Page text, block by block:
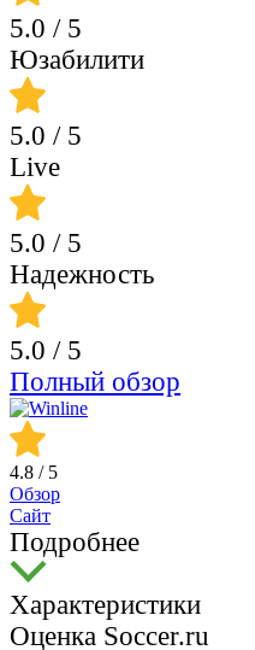
5.0 / 5
Юзабилити
5.0 / 5
Live
5.0 / 5
Надежность
5.0 / 5
Полный обзор
4.8 / 5
Обзор
Сайт
Подробнее
Характеристики
Оценка Soccer.ru